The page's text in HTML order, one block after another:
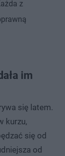
z
im
się latem.
kurzu,
się od
od